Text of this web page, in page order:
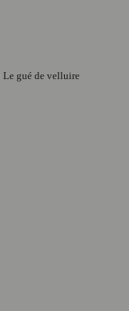
Le gué de velluire